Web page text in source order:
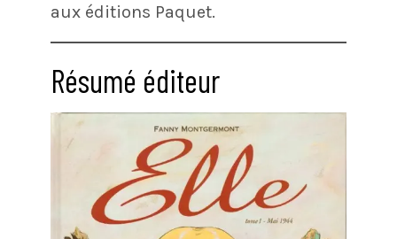
aux éditions Paquet.
Résumé éditeur